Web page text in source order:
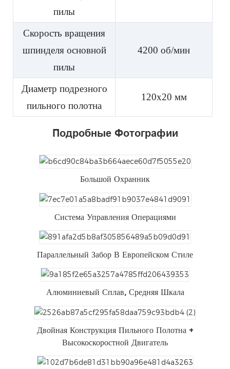
пилы
Скорость вращения
шпинделя основной
пилы
4200 об/мин
Диаметр подрезного
пильного полотна
120x20 мм
Подробные Фотографии
Большой Охранник
Система Управления Операциями
Параллельный Забор В Европейском Стиле
Алюминиевый Сплав, Средняя Шкала
Двойная Конструкция Пильного Полотна +
Высокоскоростной Двигатель